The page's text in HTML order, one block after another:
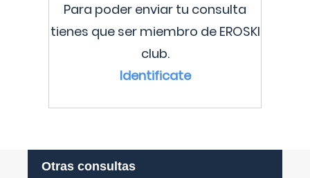
Para poder enviar tu consulta
tienes que ser miembro de EROSKI
club.
Identificate
Otras consultas